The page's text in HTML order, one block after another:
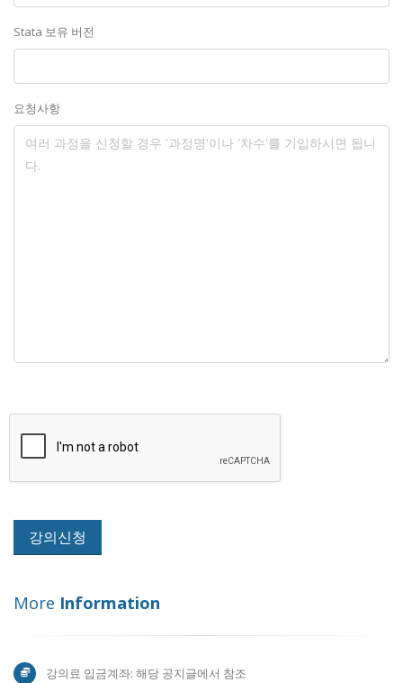
Stata 보유 버전
요청사항
More Information
강의료 입금계좌: 해당 공지글에서 참조